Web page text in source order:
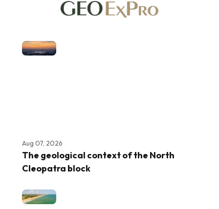
Aug 07, 2026
The geological context of the North
Cleopatra block